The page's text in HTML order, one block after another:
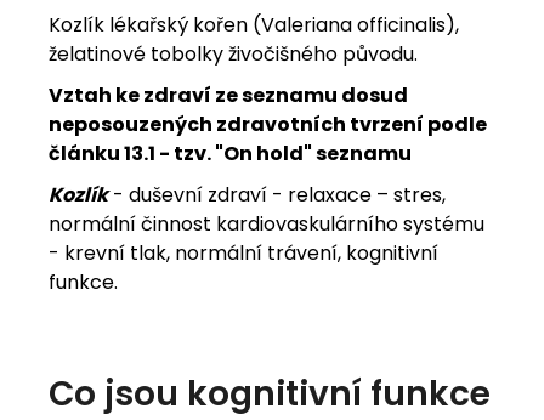
Kozlík lékařský kořen (Valeriana officinalis),
želatinové tobolky živočišného původu.
Vztah ke zdraví ze seznamu dosud
neposouzených zdravotních tvrzení podle
článku 13.1 - tzv. "On hold" seznamu
Kozlík- duševní zdraví - relaxace – stres,
normální činnost kardiovaskulárního systému
- krevní tlak, normální trávení, kognitivní
funkce.
Co jsou kognitivní funkce
m